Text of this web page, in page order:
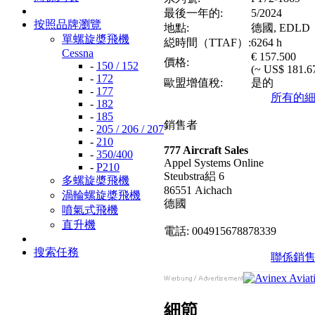
按照品牌瀏覽
單螺旋槳飛機
Cessna
- 150 / 152
- 172
- 177
- 182
- 185
- 205 / 206 / 207
- 210
- 350/400
- P210
多螺旋槳飛機
渦輪螺旋槳飛機
噴氣式飛機
直升機
搜索任務
最後一年的:
5/2024
地點:
德國, EDLD
縂時間（TTAF）:6264 h
價格:
€ 157.500
(~ US$
歐盟增值稅:
是的
所有的
銷售者
777 Aircraft Sales
Appel Systems Online
Steubstra絽 6
86551 Aichach
德國
電話: 004915678878339
聯係銷
細節